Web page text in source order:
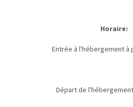
Horaire:
Entrée à l'hébergement à
Départ de